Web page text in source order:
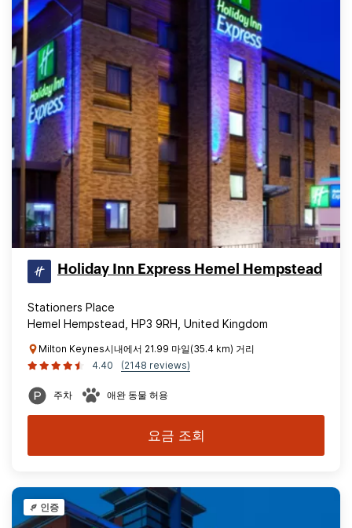
Holiday Inn Express Hemel Hempstead
Stationers Place
Hemel Hempstead, HP3 9RH, United Kingdom
Milton Keynes시내에서 21.99 마일(35.4 km) 거리
4.40
(2148 reviews)
주차 애완 동물 허용
요금 조회
인증